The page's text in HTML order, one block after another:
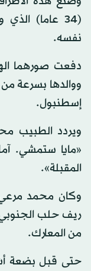
(34 عاما)
نفسه.
دفعت صورهما
ووالدها بسرعة
إسطنبول.
ويردد الطبيب
«مايا ستمشي.
المقبلة».
وكان محمد مرعي
ريف حلب الجنوبي
من المعارك.
حتى قبل بضعة